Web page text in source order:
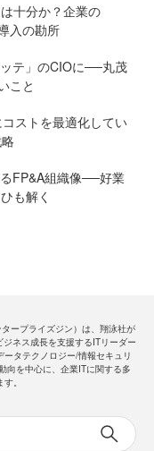
十分か？企業の
入の勘所
テ」のCIOに──丸茂
こと
ストを最適化してい
FP&A組織像──好業
も解く
ープライズジン）は、翔泳社が
ネス成長を支援するITリーダー
タテクノロジー/情報セキュリ
向を中心に、企業ITに関する多
。